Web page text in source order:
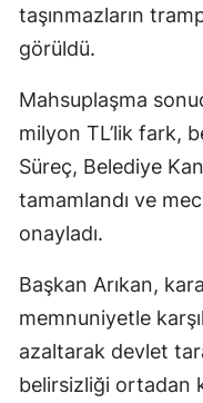
taşınmazların
görüldü.
Mahsuplaşma
milyon TL’lik fark,
Süreç, Belediye
tamamlandı ve
onayladı.
Başkan Arıkan,
memnuniyetle
azaltarak devlet
belirsizliği ortadan